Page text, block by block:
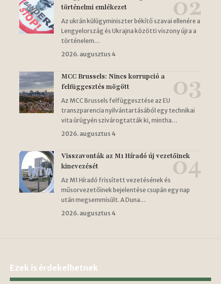
történelmi emlékezet
Az ukrán külügyminiszter békítő szavai ellenére a
Lengyelország és Ukrajna közötti viszony újra a
történelem…
2026. augusztus 4
MCC Brussels: Nincs korrupció a
felfüggesztés mögött
Az MCC Brussels felfüggesztése az EU
transzparencia nyilvántartásából egy technikai
vita ürügyén szivárogtatták ki, mintha…
2026. augusztus 4
Visszavonták az M1 Híradó új vezetőinek
kinevezését
Az M1 Híradó frissített vezetésének és
műsorvezetőinek bejelentése csupán egy nap
után megsemmisült. A Duna…
2026. augusztus 4
Ezek is érdekelhetnek